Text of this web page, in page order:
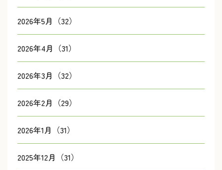
2026年5月（32）
2026年4月（31）
2026年3月（32）
2026年2月（29）
2026年1月（31）
2025年12月（31）